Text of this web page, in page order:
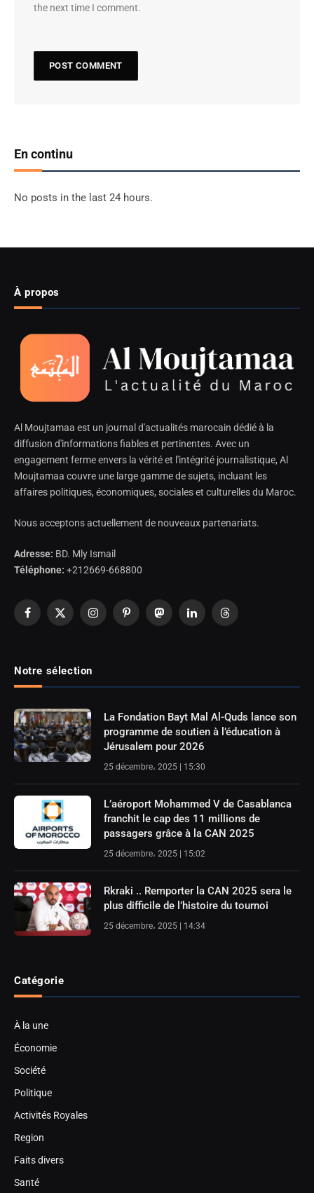
the next time I comment.
En continu
No posts in the last 24 hours.
À propos
Al Moujtamaa est un journal d'actualités marocain dédié à la
diffusion d'informations fiables et pertinentes. Avec un
engagement ferme envers la vérité et l'intégrité journalistique, Al
Moujtamaa couvre une large gamme de sujets, incluant les
affaires politiques, économiques, sociales et culturelles du Maroc.
Nous acceptons actuellement de nouveaux partenariats.
Adresse: BD. Mly Ismail
Téléphone: +212669-668800
Facebook
X
InstagramPinterestMastodonLinkedInThreads
Notre sélection
La Fondation Bayt Mal Al-Quds lance son
programme de soutien à l’éducation à
Jérusalem pour 2026
25 décembre، 2025 | 15:30
L’aéroport Mohammed V de Casablanca
franchit le cap des 11 millions de
passagers grâce à la CAN 2025
25 décembre، 2025 | 15:02
Rkraki .. Remporter la CAN 2025 sera le
plus difficile de l’histoire du tournoi
25 décembre، 2025 | 14:34
Catégorie
À la une
Économie
Société
Politique
Activités Royales
Region
Faits divers
Santé